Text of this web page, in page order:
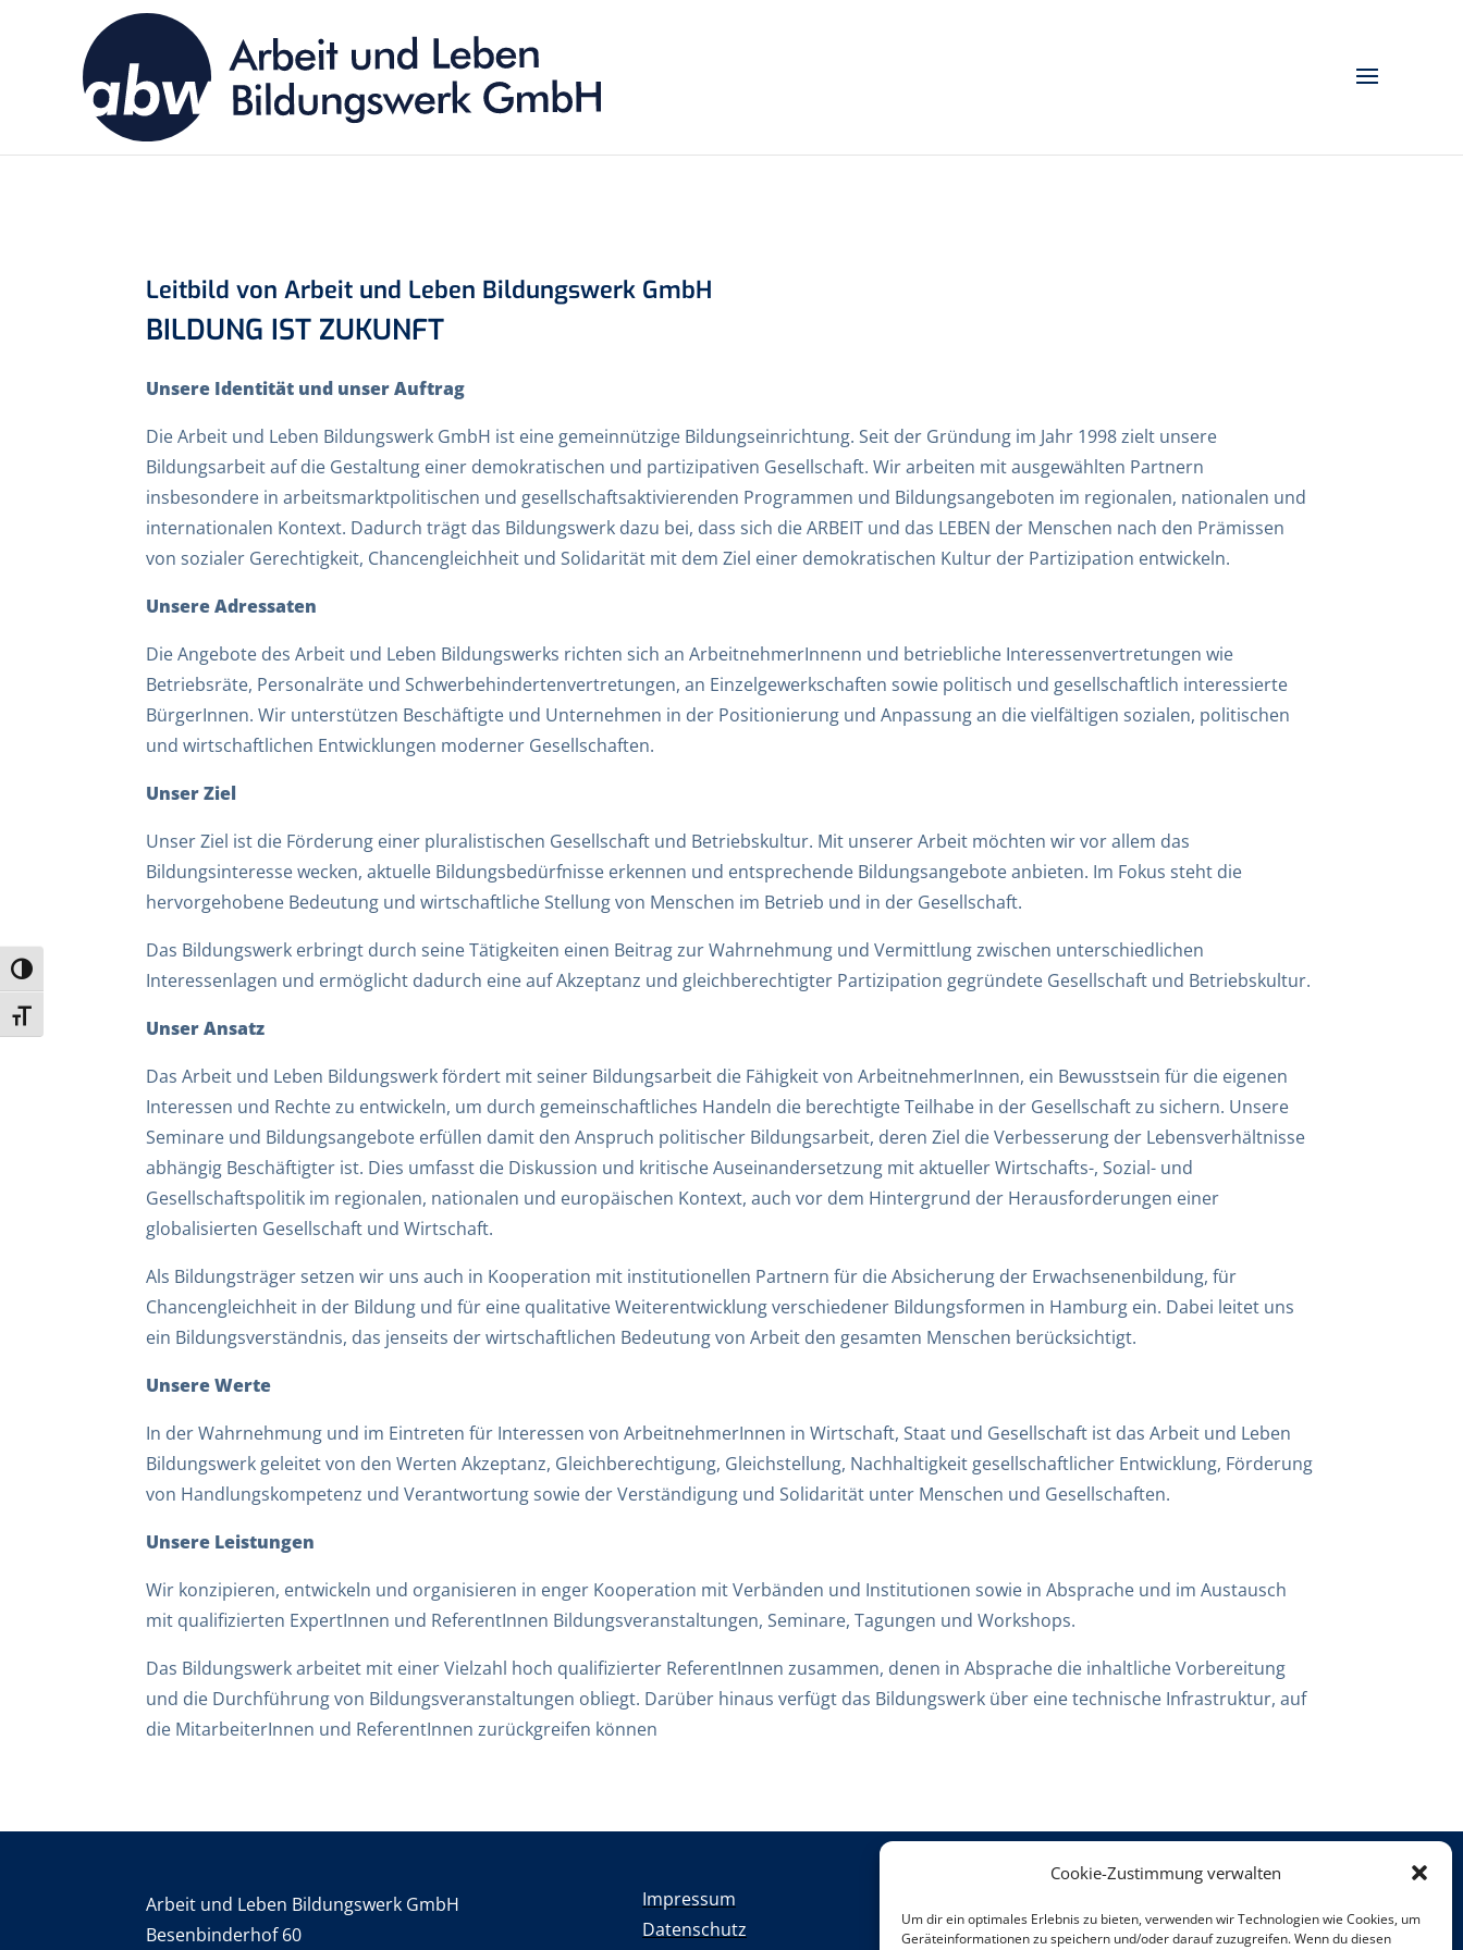
Cookie-Zustimmung verwalten
Um dir ein optimales Erlebnis zu bieten, verwenden wir Technologien wie Cookies, um
Geräteinformationen zu speichern und/oder darauf zuzugreifen. Wenn du diesen
Umschalten auf hohe Kontraste
Schrift vergrößern
Leitbild von Arbeit und Leben Bildungswerk GmbH
BILDUNG IST ZUKUNFT
Unsere Identität und unser Auftrag
Die Arbeit und Leben Bildungswerk GmbH ist eine gemeinnützige Bildungseinrichtung. Seit der Gründung im Jahr 1998 zielt unsere
Bildungsarbeit auf die Gestaltung einer demokratischen und partizipativen Gesellschaft. Wir arbeiten mit ausgewählten Partnern
insbesondere in arbeitsmarktpolitischen und gesellschaftsaktivierenden Programmen und Bildungsangeboten im regionalen, nationalen und
internationalen Kontext. Dadurch trägt das Bildungswerk dazu bei, dass sich die ARBEIT und das LEBEN der Menschen nach den Prämissen
von sozialer Gerechtigkeit, Chancengleichheit und Solidarität mit dem Ziel einer demokratischen Kultur der Partizipation entwickeln.
Unsere Adressaten
Die Angebote des Arbeit und Leben Bildungswerks richten sich an ArbeitnehmerInnenn und betriebliche Interessenvertretungen wie
Betriebsräte, Personalräte und Schwerbehindertenvertretungen, an Einzelgewerkschaften sowie politisch und gesellschaftlich interessierte
BürgerInnen. Wir unterstützen Beschäftigte und Unternehmen in der Positionierung und Anpassung an die vielfältigen sozialen, politischen
und wirtschaftlichen Entwicklungen moderner Gesellschaften.
Unser Ziel
Unser Ziel ist die Förderung einer pluralistischen Gesellschaft und Betriebskultur. Mit unserer Arbeit möchten wir vor allem das
Bildungsinteresse wecken, aktuelle Bildungsbedürfnisse erkennen und entsprechende Bildungsangebote anbieten. Im Fokus steht die
hervorgehobene Bedeutung und wirtschaftliche Stellung von Menschen im Betrieb und in der Gesellschaft.
Das Bildungswerk erbringt durch seine Tätigkeiten einen Beitrag zur Wahrnehmung und Vermittlung zwischen unterschiedlichen
Interessenlagen und ermöglicht dadurch eine auf Akzeptanz und gleichberechtigter Partizipation gegründete Gesellschaft und Betriebskultur.
Unser Ansatz
Das Arbeit und Leben Bildungswerk fördert mit seiner Bildungsarbeit die Fähigkeit von ArbeitnehmerInnen, ein Bewusstsein für die eigenen
Interessen und Rechte zu entwickeln, um durch gemeinschaftliches Handeln die berechtigte Teilhabe in der Gesellschaft zu sichern. Unsere
Seminare und Bildungsangebote erfüllen damit den Anspruch politischer Bildungsarbeit, deren Ziel die Verbesserung der Lebensverhältnisse
abhängig Beschäftigter ist. Dies umfasst die Diskussion und kritische Auseinandersetzung mit aktueller Wirtschafts-, Sozial- und
Gesellschaftspolitik im regionalen, nationalen und europäischen Kontext, auch vor dem Hintergrund der Herausforderungen einer
globalisierten Gesellschaft und Wirtschaft.
Als Bildungsträger setzen wir uns auch in Kooperation mit institutionellen Partnern für die Absicherung der Erwachsenenbildung, für
Chancengleichheit in der Bildung und für eine qualitative Weiterentwicklung verschiedener Bildungsformen in Hamburg ein. Dabei leitet uns
ein Bildungsverständnis, das jenseits der wirtschaftlichen Bedeutung von Arbeit den gesamten Menschen berücksichtigt.
Unsere Werte
In der Wahrnehmung und im Eintreten für Interessen von ArbeitnehmerInnen in Wirtschaft, Staat und Gesellschaft ist das Arbeit und Leben
Bildungswerk geleitet von den Werten Akzeptanz, Gleichberechtigung, Gleichstellung, Nachhaltigkeit gesellschaftlicher Entwicklung, Förderung
von Handlungskompetenz und Verantwortung sowie der Verständigung und Solidarität unter Menschen und Gesellschaften.
Unsere Leistungen
Wir konzipieren, entwickeln und organisieren in enger Kooperation mit Verbänden und Institutionen sowie in Absprache und im Austausch
mit qualifizierten ExpertInnen und ReferentInnen Bildungsveranstaltungen, Seminare, Tagungen und Workshops.
Das Bildungswerk arbeitet mit einer Vielzahl hoch qualifizierter ReferentInnen zusammen, denen in Absprache die inhaltliche Vorbereitung
und die Durchführung von Bildungsveranstaltungen obliegt. Darüber hinaus verfügt das Bildungswerk über eine technische Infrastruktur, auf
die MitarbeiterInnen und ReferentInnen zurückgreifen können
Arbeit und Leben Bildungswerk GmbH
Besenbinderhof 60
Impressum
Datenschutz
Allgemeine Geschäftsbedingungen